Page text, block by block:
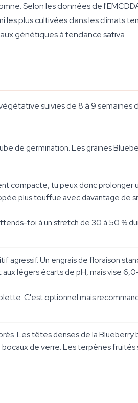
Selon les données de
plus cultivées dans les climats
génétiques à tendance sativa.
suivies de 8 à 9 semaines
de germination. Les graines
compacte, tu peux donc prolonger
plus touffue avec davantage de
toi à un stretch de 30 à 50 %
agressif. Un engrais de floraison
légers écarts de pH, mais vise
C'est optionnel mais
Les têtes denses de la
bocaux de verre. Les terpènes